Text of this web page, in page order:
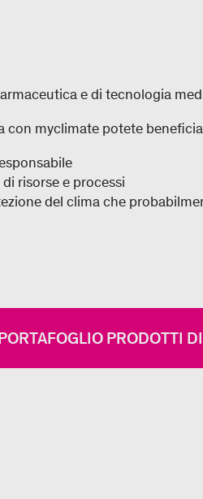
e di tecnologia
con myclimate potete
risorse e processi
del clima che
PRODOTTI